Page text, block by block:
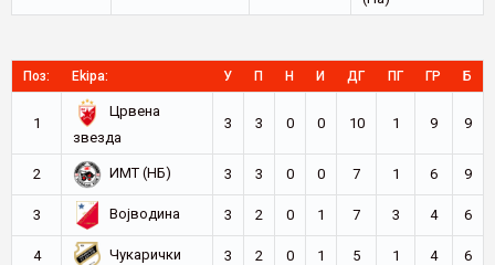
Поз: Ekipa: У П Н И ДГ ПГ ГР Б
1
Црвена
звезда
3 3 0 0 10 1 9 9
2 ИМТ (НБ) 3 3 0 0 7 1 6 9
3 Војводина 3 2 0 1 7 3 4 6
4 Чукарички 3 2 0 1 5 1 4 6